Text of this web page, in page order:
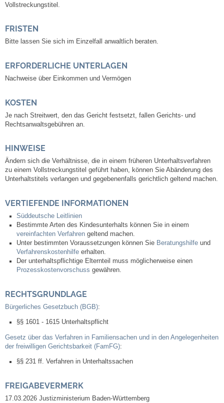
Gutachterausschuss
Leben
Laufende beschränkte Ausschreibungen
Förderprogramm Balkonkraftwerk
Kommunale Wärmeplanung
Betreuung & Bildung
Schulen
Kindergärten
Musikschule
Vollstreckungstitel.
FRISTEN
Bitte lassen Sie sich im Einzelfall anwaltlich beraten.
ERFORDERLICHE UNTERLAGEN
Nachweise über Einkommen und Vermögen
KOSTEN
Je nach Streitwert, den das Gericht festsetzt, fallen Gerichts- und
Rechtsanwaltsgebühren an.
HINWEISE
Ändern sich die Verhältnisse, die in einem früheren Unterhaltsverfahren
zu einem Vollstreckungstitel geführt haben, können Sie Abänderung des
Unterhaltstitels verlangen und gegebenenfalls gerichtlich geltend machen.
VERTIEFENDE INFORMATIONEN
Süddeutsche Leitlinien
Bestimmte Arten des Kindesunterhalts können Sie in einem
vereinfachten Verfahrengeltend machen.
Unter bestimmten Voraussetzungen können Sie Beratungshilfeund
Verfahrenskostenhilfeerhalten.
Der unterhaltspflichtige Elternteil muss möglicherweise einen
Prozesskostenvorschuss gewähren.
RECHTSGRUNDLAGE
Bürgerliches Gesetzbuch (BGB):
§§ 1601 - 1615 Unterhaltspflicht
Gesetz über das Verfahren in Familiensachen und in den Angelegenheiten
der freiwilligen Gerichtsbarkeit (FamFG):
§§ 231 ff. Verfahren in Unterhaltssachen
FREIGABEVERMERK
17.03.2026 Justizministerium Baden-Württemberg